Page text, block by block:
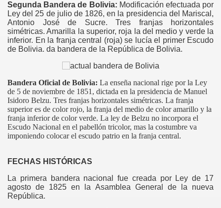
Segunda Bandera de Bolivia: Modificación efectuada por
Ley del 25 de julio de 1826, en la presidencia del Mariscal,
Antonio José de Sucre. Tres franjas horizontales
simétricas. Amarilla la superior, roja la del medio y verde la
inferior. En la franja central (roja) se lucía el primer Escudo
de Bolivia. da bandera de la República de Bolivia.
Bandera Oficial de Bolivia: La enseña nacional rige por la Ley
de 5 de noviembre de 1851, dictada en la presidencia de Manuel
Isidoro Belzu. Tres franjas horizontales simétricas. La franja
superior es de color rojo, la franja del medio de color amarillo y la
franja inferior de color verde. La ley de Belzu no incorpora el
Escudo Nacional en el pabellón tricolor, mas la costumbre va
imponiendo colocar el escudo patrio en la franja central.
FECHAS HISTÓRICAS
La primera bandera nacional fue creada por Ley de 17
agosto de 1825 en la Asamblea General de la nueva
República.